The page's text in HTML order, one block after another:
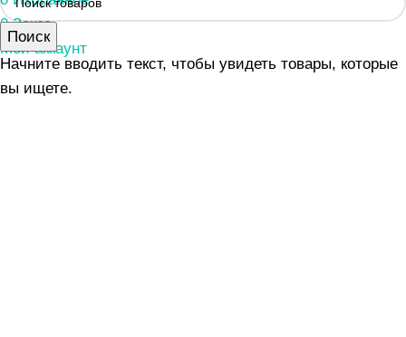
Поиск
Начните вводить текст, чтобы увидеть товары, которые
вы ищете.
0Заказ
Мой аккаунт